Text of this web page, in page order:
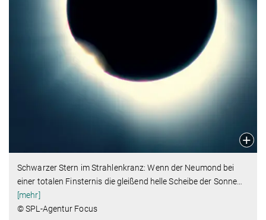
Schwarzer Stern im Strahlenkranz: Wenn der Neumond bei
einer totalen Finsternis die gleißend helle Scheibe der Sonne
[mehr]
© SPL-Agentur Focus